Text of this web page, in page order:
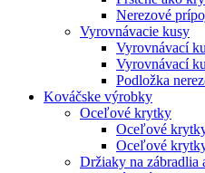
Nerezové
Vyrovnávacie kusy
Vyrovnávací
Vyrovnávací
Podložka
Kováčske výrobky
Oceľové krytky
Oceľové
Oceľové
Držiaky na zábradlia